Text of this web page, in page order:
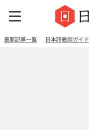
最新記事一覧 日本語教師ガイド